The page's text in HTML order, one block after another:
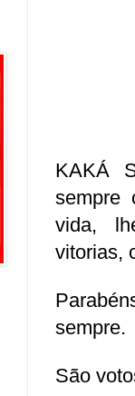
KAKÁ
sempre
vida,
vitorias,
sempre.
São